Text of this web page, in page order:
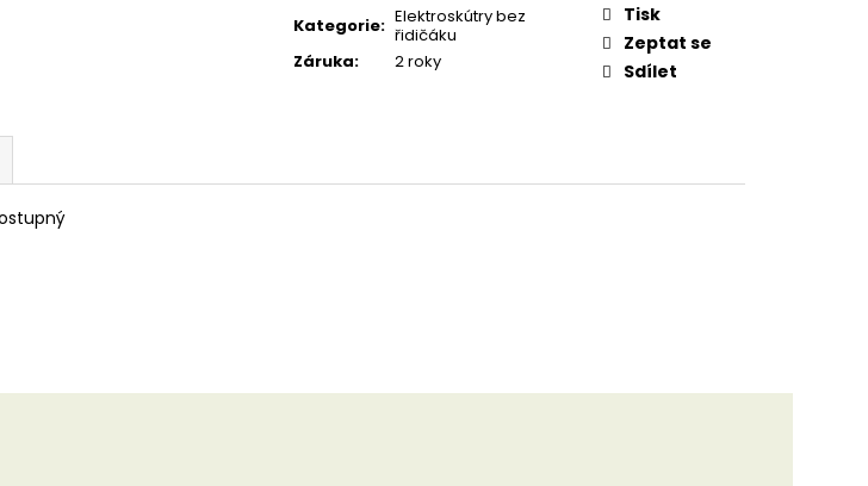
Kategorie: Elektroskútry bez
řidičáku
Záruka: 2 roky
Tisk
Zeptat se
Sdílet